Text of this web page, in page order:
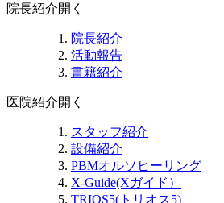
院長紹介開く
院長紹介
活動報告
書籍紹介
医院紹介開く
スタッフ紹介
設備紹介
PBMオルソヒーリング
X-Guide(Xガイド）
TRIOS5(トリオス5)